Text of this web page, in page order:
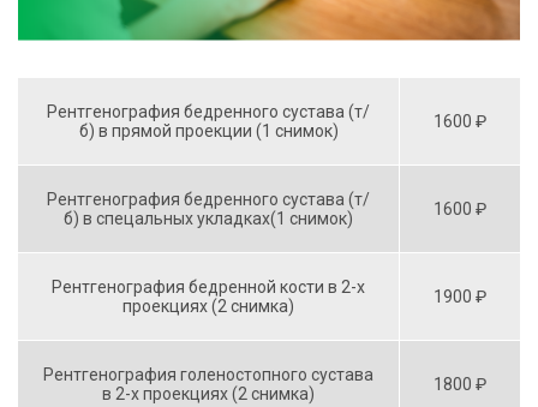
Рентгенография бедренного сустава (т/
б) в прямой проекции (1 снимок)
1600 ₽
Рентгенография бедренного сустава (т/
б) в спецальных укладках(1 снимок)
1600 ₽
Рентгенография бедренной кости в 2-х
проекциях (2 снимка)
1900 ₽
Рентгенография голеностопного сустава
в 2-х проекциях (2 снимка)
1800 ₽